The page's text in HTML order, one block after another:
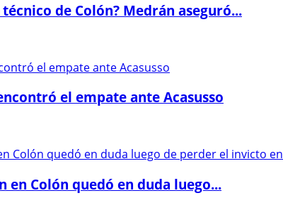
de Colón? Medrán aseguró...
el empate ante Acasusso
en Colón quedó en duda luego...